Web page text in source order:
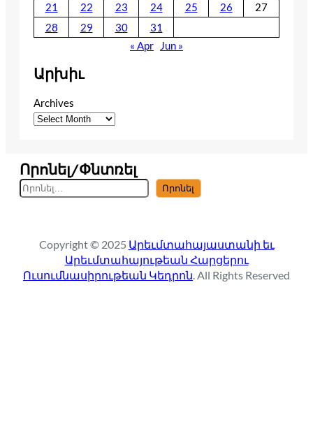
21
22 23 24 25 26
27
28
29 30
31
« Apr
Jun »
Արխիւ
Archives
Որոնել/Փնտռել
S
e
c
h
Որոնել
Copyright © 2025 Արեւմտահայաստանի եւ
Արեւմտահայութեան Հարցերու
Ուսումնասիրութեան Կեդրոն. All Rights Reserved